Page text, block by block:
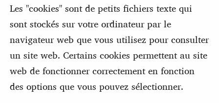
Les "cookies" sont de petits fichiers texte qui
sont stockés sur votre ordinateur par le
navigateur web que vous utilisez pour consulter
un site web. Certains cookies permettent au site
web de fonctionner correctement en fonction
des options que vous pouvez sélectionner.